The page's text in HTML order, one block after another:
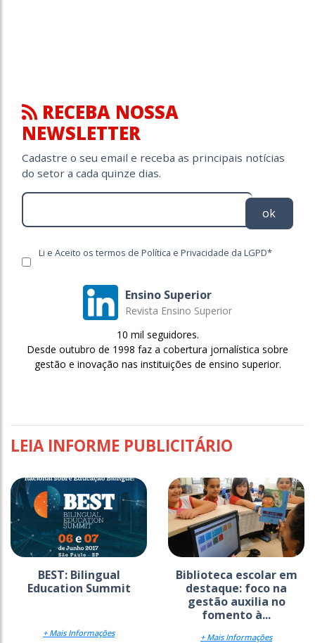
RECEBA NOSSA
NEWSLETTER
Cadastre o seu email e receba as principais notícias
do setor a cada quinze dias.
ok
Li e Aceito os termos de Política e Privacidade da LGPD*
Ensino Superior
Revista Ensino Superior
10 mil seguidores.
Desde outubro de 1998 faz a cobertura jornalística sobre
gestão e inovação nas instituições de ensino superior.
LEIA INFORME PUBLICITÁRIO
BEST: Bilingual
Education Summit
+ Mais Informações
Biblioteca escolar em
destaque: foco na
gestão auxilia no
fomento à...
+ Mais Informações